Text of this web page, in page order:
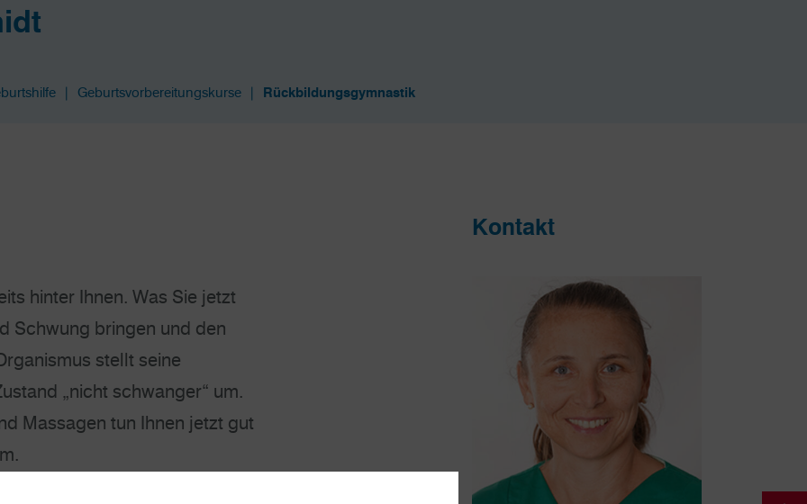
Geburtsvorbereitungskurse Rückbildungsgymnastik
hinter Ihnen. Was Sie jetzt
Schwung bringen und den
stellt seine
„nicht schwanger“ um.
Massagen tun Ihnen jetzt gut
Kontakt